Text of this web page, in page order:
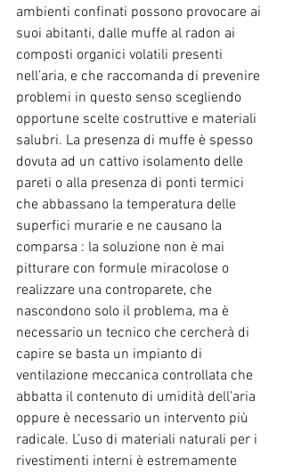
ambienti confinati possono provocare ai
suoi abitanti, dalle muffe al radon ai
composti organici volatili presenti
nell’aria, e che raccomanda di prevenire
problemi in questo senso scegliendo
opportune scelte costruttive e materiali
salubri. La presenza di muffe è spesso
dovuta ad un cattivo isolamento delle
pareti o alla presenza di ponti termici
che abbassano la temperatura delle
superfici murarie e ne causano la
comparsa : la soluzione non è mai
pitturare con formule miracolose o
realizzare una controparete, che
nascondono solo il problema, ma è
necessario un tecnico che cercherà di
capire se basta un impianto di
ventilazione meccanica controllata che
abbatta il contenuto di umidità dell’aria
oppure è necessario un intervento più
radicale. L’uso di materiali naturali per i
rivestimenti interni è estremamente